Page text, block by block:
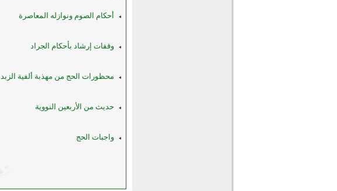
أحكام الصوم ونوازله المعاصرة
وقفات إرشاد بأحكام الجراد
محظورات الحج من مهذبة ألفية الزبد
حديث من الأربعين النووية
واجبات الحج